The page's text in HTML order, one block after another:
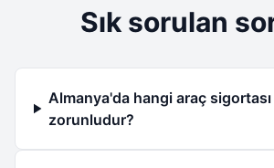
Sık sorulan
Almanya'da hangi araç sigortası
zorunludur?